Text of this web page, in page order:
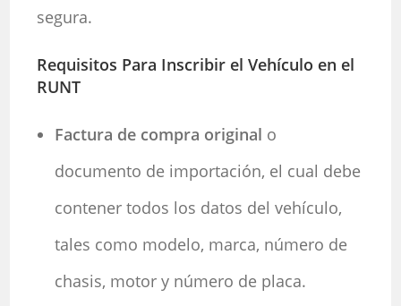
segura.
Requisitos Para Inscribir el Vehículo en el
RUNT
Factura de compra original o
documento de importación, el cual debe
contener todos los datos del vehículo,
tales como modelo, marca, número de
chasis, motor y número de placa.